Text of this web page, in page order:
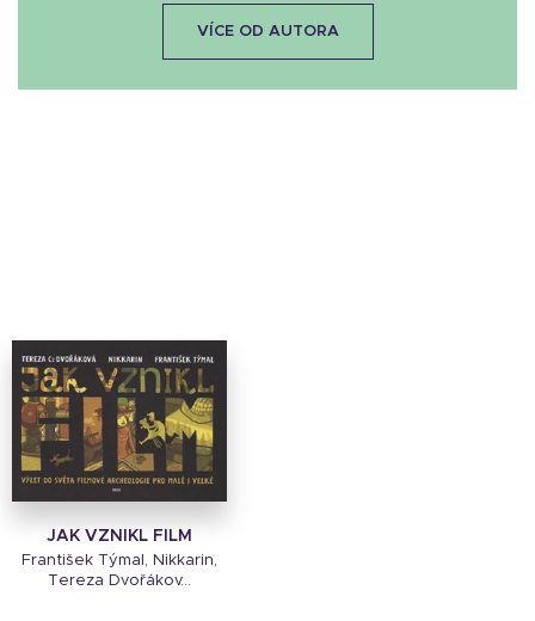
JAK VZNIKL FILM
František Týmal, Nikkarin,
Tereza Dvořákov...
VÍCE OD AUTORA